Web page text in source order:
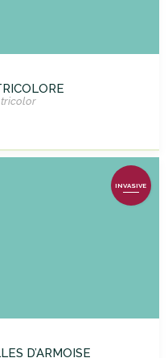
tricolor
D’ARMOISE
INVASIVE